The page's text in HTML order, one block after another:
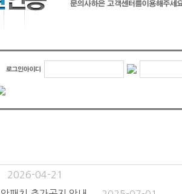
2026-04-21